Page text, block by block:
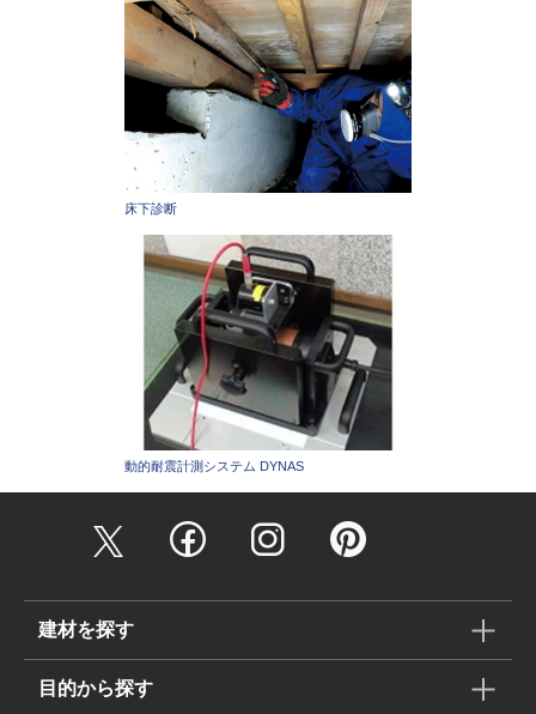
床下診断
動的耐震計測システム DYNAS
建材を探す
目的から探す